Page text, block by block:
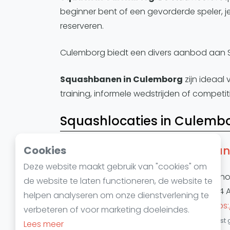
Cookies
Deze website maakt gebruik van "cookies" om
de website te laten functioneren, de website te
helpen analyseren om onze dienstverlening te
verbeteren of voor marketing doeleindes.
Lees meer
beginner bent of een gevorderde speler,
reserveren.
Culemborg biedt een divers aanbod aan
Squashbanen in Culemborg zijn ideaal
training, informele wedstrijden of
Squashlocaties in
4104